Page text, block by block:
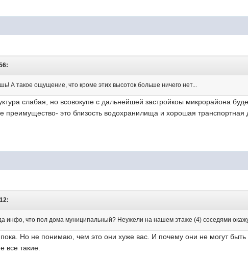
А такое ощущение, что кроме этих высоток больше ничего нет...
слабая, но всовокупе с дальнейшей застройкоы микрорайона
это близость водохранилища и хорошая транспортная
инфо, что пол дома муниципальный? Неужели на нашем этаже (4) соседями
Но не понимаю, чем это они хуже вас. И почему они не могут
все такие.